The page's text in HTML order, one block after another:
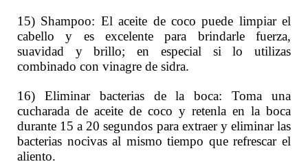
15) Shampoo: El aceite de coco puede limpiar el
cabello y es excelente para brindarle fuerza,
suavidad y brillo; en especial si lo utilizas
combinado con vinagre de sidra.
16) Eliminar bacterias de la boca: Toma una
cucharada de aceite de coco y retenla en la boca
durante 15 a 20 segundos para extraer y eliminar las
bacterias nocivas al mismo tiempo que refrescar el
aliento.